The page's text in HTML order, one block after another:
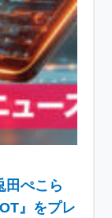
田ぺこら
』をプレ